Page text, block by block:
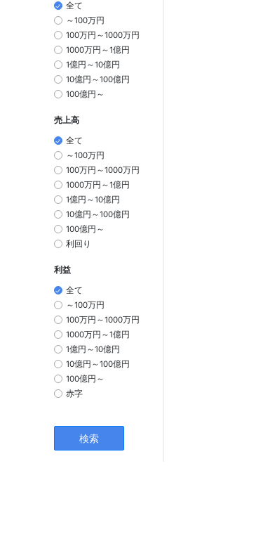
全て
～100万円
100万円～1000万円
1000万円～1億円
1億円～10億円
10億円～100億円
100億円～
売上高
全て
～100万円
100万円～1000万円
1000万円～1億円
1億円～10億円
10億円～100億円
100億円～
利回り
利益
全て
～100万円
100万円～1000万円
1000万円～1億円
1億円～10億円
10億円～100億円
100億円～
赤字